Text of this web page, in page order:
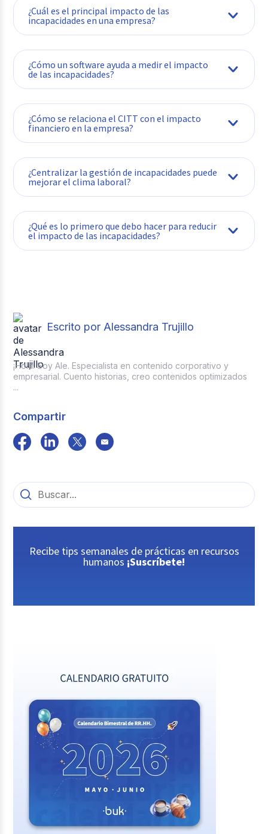
¿Cuál es el principal impacto de las
incapacidades en una empresa?
¿Cómo un software ayuda a medir el impacto
de las incapacidades?
¿Cómo se relaciona el CITT con el impacto
financiero en la empresa?
¿Centralizar la gestión de incapacidades puede
mejorar el clima laboral?
¿Qué es lo primero que debo hacer para reducir
el impacto de las incapacidades?
Escrito por Alessandra Trujillo
¡Hola! Soy Ale. Especialista en contenido corporativo y
empresarial. Cuento historias, creo contenidos optimizados
...
Compartir
Recibe tips semanales de prácticas en recursos
humanos ¡Suscríbete!